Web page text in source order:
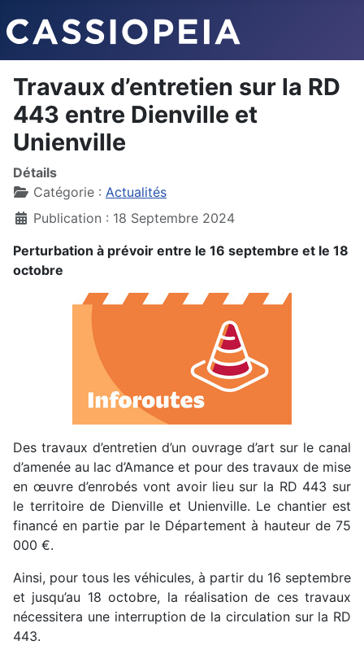
Travaux d’entretien sur la RD
443 entre Dienville et
Unienville
Détails
Catégorie : Actualités
Publication : 18 Septembre 2024
Perturbation à prévoir entre le 16 septembre et le 18
octobre
Des travaux d’entretien d’un ouvrage d’art sur le canal
d’amenée au lac d’Amance et pour des travaux de mise
en œuvre d’enrobés vont avoir lieu sur la RD 443 sur
le territoire de Dienville et Unienville. Le chantier est
financé en partie par le Département à hauteur de 75
000 €.
Ainsi, pour tous les véhicules, à partir du 16 septembre
et jusqu’au 18 octobre, la réalisation de ces travaux
nécessitera une interruption de la circulation sur la RD
443.